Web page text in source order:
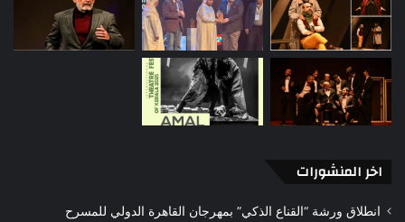
اخر المنشورات
انطلاق ورشة “القناع الذكي” بمهرجان القاهرة الدولي للمسرح